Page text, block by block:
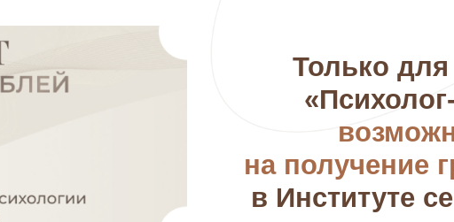
Только
на получение
в Институте
Обновите свои знания и
которыми начнете
клиентов «в долгую» и